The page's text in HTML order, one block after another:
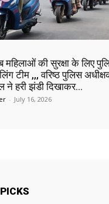
महिलाओं की सुरक्षा के लिए
टीम ,,, वरिष्ठ पुलिस
ने हरी झंडी दिखाकर...
- July 16, 2026